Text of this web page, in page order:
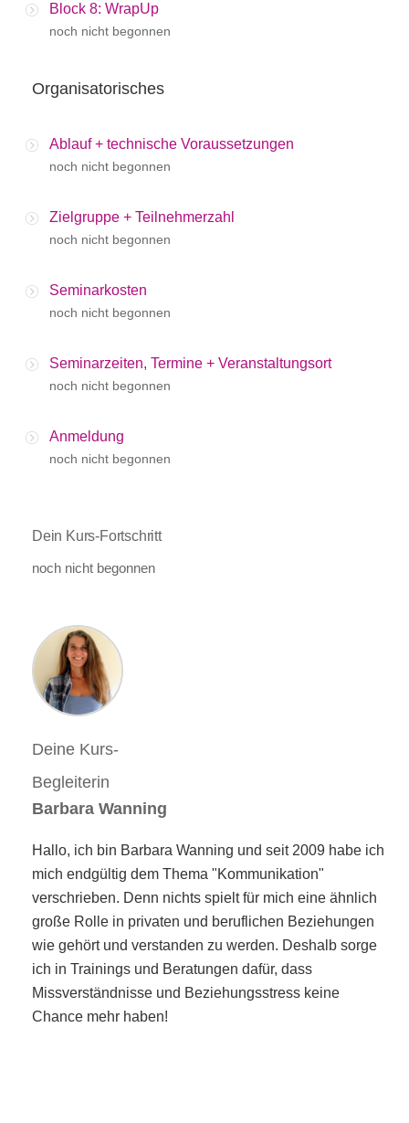
Block 8: WrapUp
noch nicht begonnen
Organisatorisches
Ablauf + technische Voraussetzungen
noch nicht begonnen
Zielgruppe + Teilnehmerzahl
noch nicht begonnen
Seminarkosten
noch nicht begonnen
Seminarzeiten, Termine + Veranstaltungsort
noch nicht begonnen
Anmeldung
noch nicht begonnen
Dein Kurs-Fortschritt
noch nicht begonnen
Deine Kurs-
Begleiterin
Barbara Wanning
Hallo, ich bin Barbara Wanning und seit 2009 habe ich
mich endgültig dem Thema "Kommunikation"
verschrieben. Denn nichts spielt für mich eine ähnlich
große Rolle in privaten und beruflichen Beziehungen
wie gehört und verstanden zu werden. Deshalb sorge
ich in Trainings und Beratungen dafür, dass
Missverständnisse und Beziehungsstress keine
Chance mehr haben!